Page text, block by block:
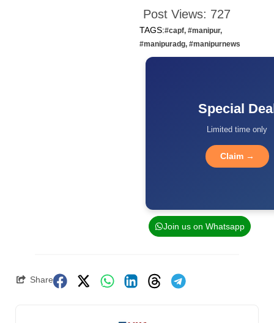
Post Views: 727
TAGS:#capf, #manipur,
#manipuradg, #manipurnews
Special
Limited time only
Claim →
Join us on Whatsapp
Share